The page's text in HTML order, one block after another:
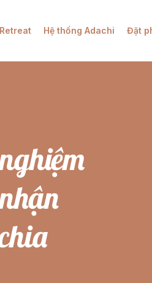
Hệ thống Adachi Đặt